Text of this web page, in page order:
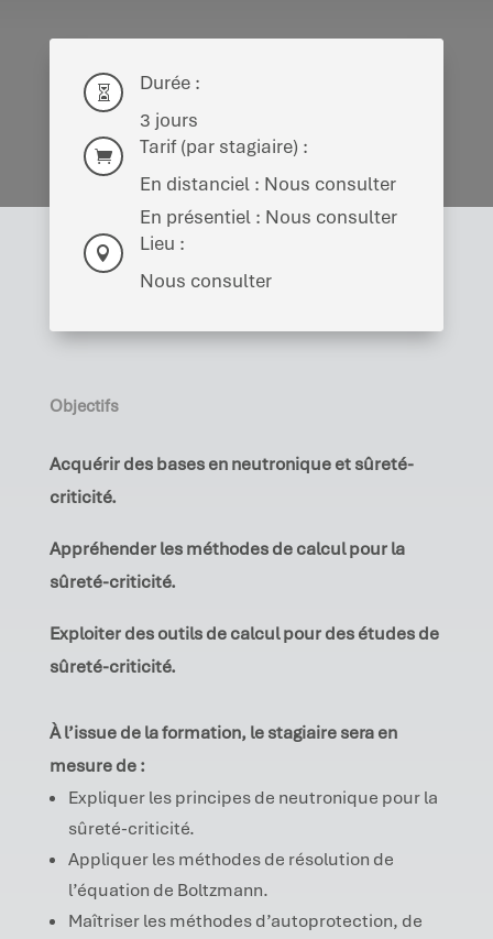

Durée :
3 jours

Tarif (par stagiaire) :
En distanciel : Nous consulter
En présentiel : Nous consulter

Lieu :
Nous consulter
Objectifs
Acquérir des bases en neutronique et sûreté-
criticité.
Appréhender les méthodes de calcul pour la
sûreté-criticité.
Exploiter des outils de calcul pour des études de
sûreté-criticité.
À l’issue de la formation, le stagiaire sera en
mesure de :
Expliquer les principes de neutronique pour la
sûreté-criticité.
Appliquer les méthodes de résolution de
l’équation de Boltzmann.
Maîtriser les méthodes d’autoprotection, de